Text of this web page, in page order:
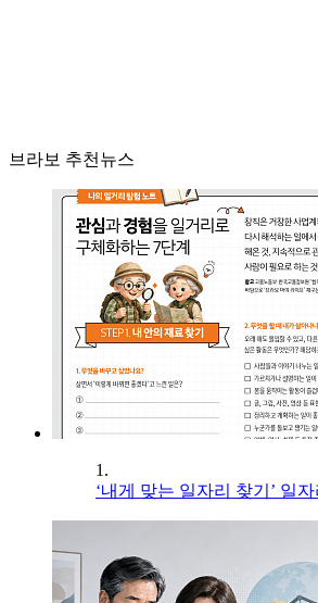
브라보 추천뉴스
1.
‘내게 맞는 일자리 찾기’ 일